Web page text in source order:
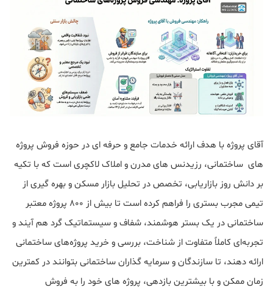
آقای پروژه با هدف ارائه خدمات جامع و حرفه ای در حوزه فروش پروژه
های ساختمانی، رزیدنس های مدرن و املاک لاکچری است که با تکیه
بر دانش روز بازاریابی، تخصص در تحلیل بازار مسکن و بهره گیری از
تیمی مجرب بستری را فراهم کرده است تا بیش از ۸۰۰ پروژه معتبر
ساختمانی در یک بستر هوشمند، شفاف و سیستماتیک گرد هم آیند و
تجربه‌ای کاملاً متفاوت از شناخت، بررسی و خرید پروژه‌های ساختمانی
ارائه دهند، تا سازندگان و سرمایه گذاران ساختمانی بتوانند در کمترین
زمان ممکن و با بیشترین بازدهی، پروژه های خود را به فروش